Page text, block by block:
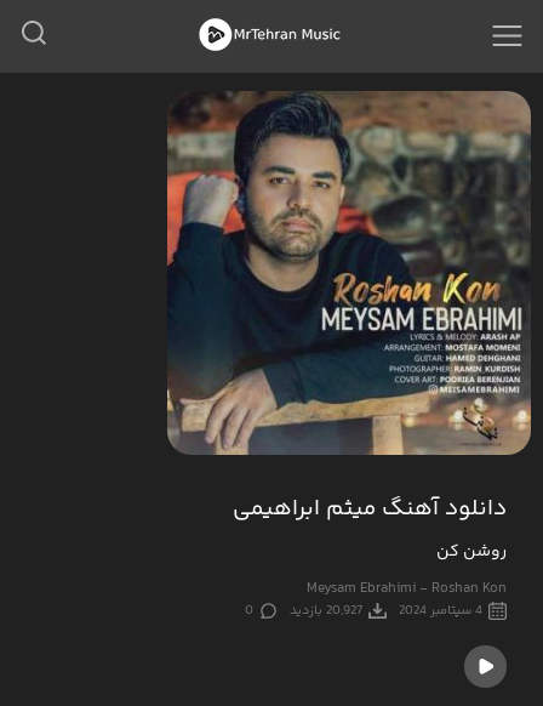
دانلود آهنگ میثم ابراهیمی
روشن کن
Meysam Ebrahimi - Roshan Kon
4 سپتامبر 2024 20,927 بازدید 0